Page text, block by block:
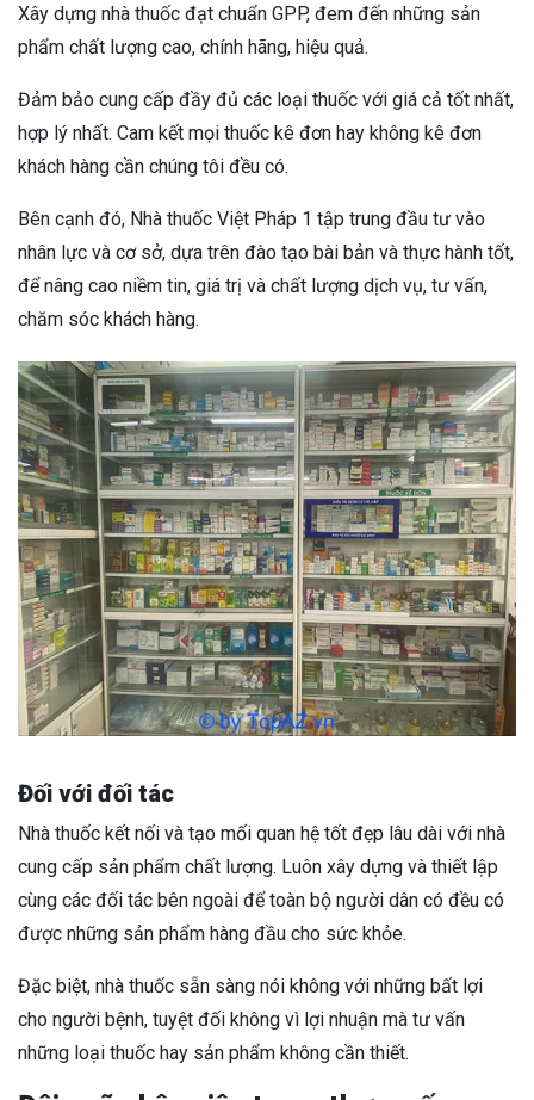
Xây dựng nhà thuốc đạt chuẩn GPP, đem đến những sản
phẩm chất lượng cao, chính hãng, hiệu quả.
Đảm bảo cung cấp đầy đủ các loại thuốc với giá cả tốt nhất,
hợp lý nhất. Cam kết mọi thuốc kê đơn hay không kê đơn
khách hàng cần chúng tôi đều có.
Bên cạnh đó, Nhà thuốc Việt Pháp 1 tập trung đầu tư vào
nhân lực và cơ sở, dựa trên đào tạo bài bản và thực hành tốt,
để nâng cao niềm tin, giá trị và chất lượng dịch vụ, tư vấn,
chăm sóc khách hàng.
Đối với đối tác
Nhà thuốc kết nối và tạo mối quan hệ tốt đẹp lâu dài với nhà
cung cấp sản phẩm chất lượng. Luôn xây dựng và thiết lập
cùng các đối tác bên ngoài để toàn bộ người dân có đều có
được những sản phẩm hàng đầu cho sức khỏe.
Đặc biệt, nhà thuốc sẵn sàng nói không với những bất lợi
cho người bệnh, tuyệt đối không vì lợi nhuận mà tư vấn
những loại thuốc hay sản phẩm không cần thiết.